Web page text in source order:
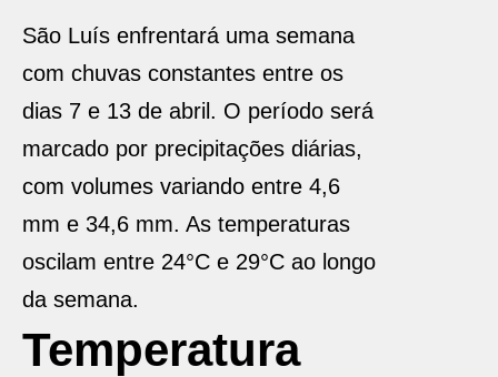
São Luís enfrentará uma semana
com chuvas constantes entre os
dias 7 e 13 de abril. O período será
marcado por precipitações diárias,
com volumes variando entre 4,6
mm e 34,6 mm. As temperaturas
oscilam entre 24°C e 29°C ao longo
da semana.
Temperatura